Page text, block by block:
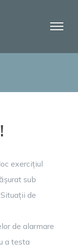
exercițiul
sub
de
de alarmare
a testa